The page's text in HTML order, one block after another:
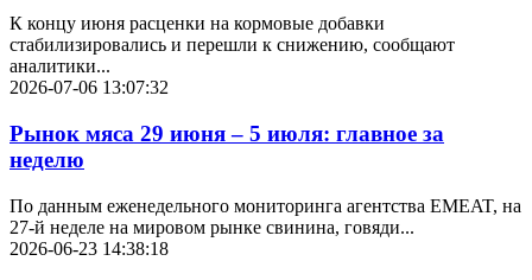
К концу июня расценки на кормовые добавки
стабилизировались и перешли к снижению, сообщают
аналитики...
2026-07-06 13:07:32
Рынок мяса 29 июня – 5 июля: главное за
неделю
По данным еженедельного мониторинга агентства EMEAT, на
27-й неделе на мировом рынке свинина, говяди...
2026-06-23 14:38:18